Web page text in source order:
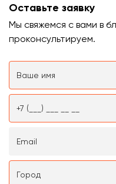
Оставьте заявку
Мы свяжемся с вами в
проконсультируем.